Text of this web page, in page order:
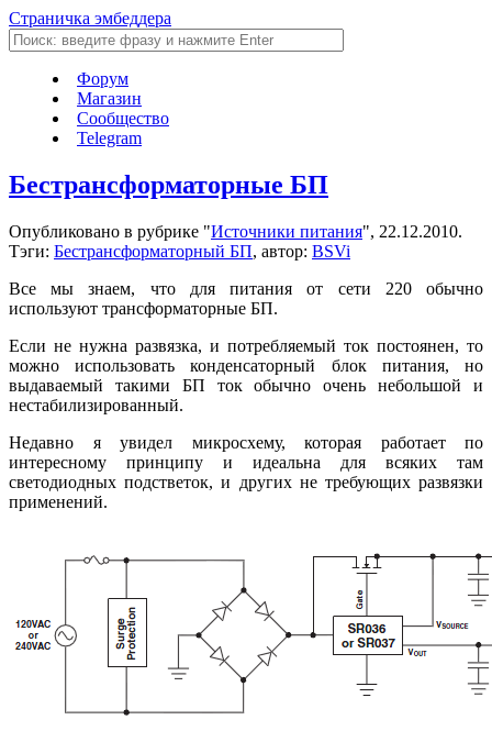
Страничка эмбеддера
Форум
Магазин
Сообщество
Telegram
Беcтрансформаторные БП
Опубликовано в рубрике "Источники питания", 22.12.2010.
Тэги: Беcтрансформаторный БП, автор: BSVi
Все мы знаем, что для питания от сети 220 обычно
используют трансформаторные БП.
Если не нужна развязка, и потребляемый ток постоянен, то
можно использовать конденсаторный блок питания, но
выдаваемый такими БП ток обычно очень небольшой и
нестабилизированный.
Недавно я увидел микросхему, которая работает по
интересному принципу и идеальна для всяких там
светодиодных подстветок, и других не требующих развязки
применений.